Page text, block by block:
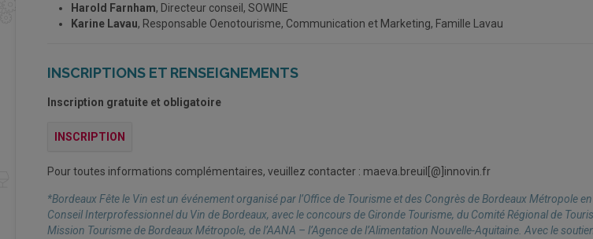
Harold Farnham, Directeur conseil, SOWINE
Karine Lavau, Responsable Oenotourisme, Communication et Marketing, Famille Lavau
INSCRIPTIONS ET RENSEIGNEMENTS
Inscription gratuite et obligatoire
INSCRIPTION
Pour toutes informations complémentaires, veuillez contacter : maeva.breuil[@]innovin.fr
*Bordeaux Fête le Vin est un événement organisé par l’Office de Tourisme et des Congrès de Bordeaux Métropole
Conseil Interprofessionnel du Vin de Bordeaux, avec le concours de Gironde Tourisme, du Comité Régional de
Mission Tourisme de Bordeaux Métropole, de l’AANA – l’Agence de l’Alimentation Nouvelle-Aquitaine. Avec le